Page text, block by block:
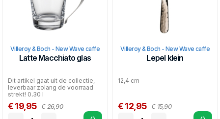
Villeroy & Boch - New Wave caffe
Latte Macchiato glas
Dit artikel gaat uit de collectie,
leverbaar zolang de voorraad
strekt! 0,30 l
€ 19,95 € 26,90
Villeroy & Boch - New Wave caffe
Lepel klein
12,4 cm
€ 12,95 € 15,90